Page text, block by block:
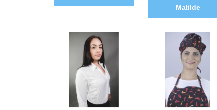
Matilde